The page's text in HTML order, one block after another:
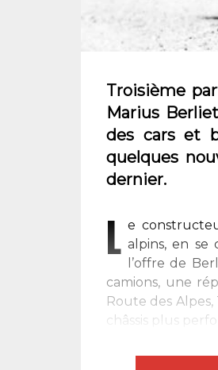
Troisième
Marius
des cars et
quelques
dernier.
L e
alpins, en se
l’offre de
camions, une
Route des
châssis plus